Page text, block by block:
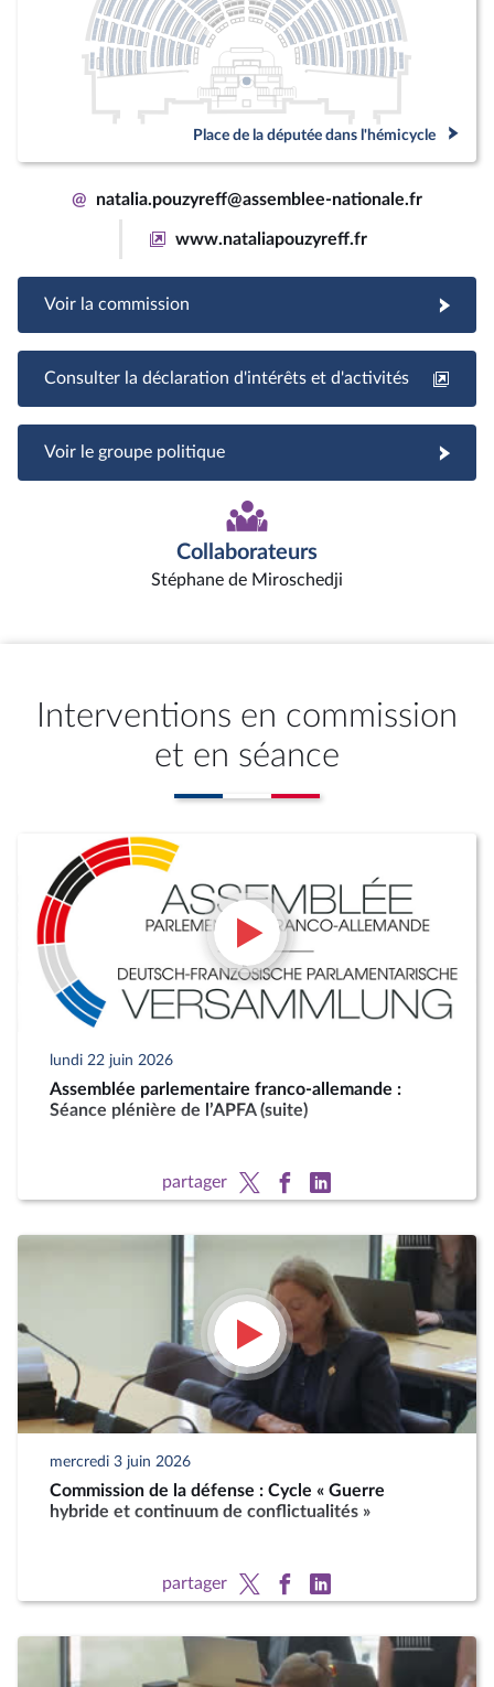
Place de la députée dans l'hémicycle
@ natalia.pouzyreff@assemblee-nationale.fr
www.nataliapouzyreff.fr
Voir la commission
Consulter la déclaration d'intérêts et d'activités
Voir le groupe politique
Collaborateurs
Stéphane de Miroschedji
Interventions en commission
et en séance
lundi 22 juin 2026
Assemblée parlementaire franco-allemande :
Séance plénière de l’APFA (suite)
partager
mercredi 3 juin 2026
Commission de la défense : Cycle « Guerre
hybride et continuum de conflictualités »
partager